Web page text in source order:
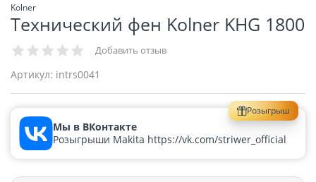
Kolner
Технический фен Kolner KHG 1800
Добавить отзыв
Артикул: intrs0041
Розыгрыш
Мы в ВКонтакте
Розыгрыши Makita https://vk.com/striwer_official